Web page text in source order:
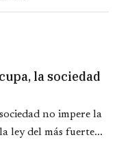
la sociedad
no impere la
ley del más fuerte...